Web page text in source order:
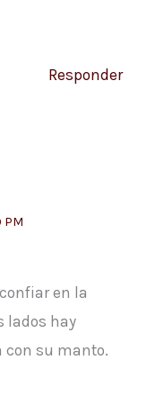
Responder
PM
en la
lados hay
con su manto.